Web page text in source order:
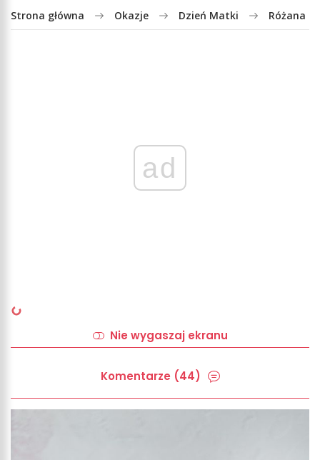
Strona główna Okazje Dzień Matki Różana
ad
Nie wygaszaj ekranu
Komentarze (44)